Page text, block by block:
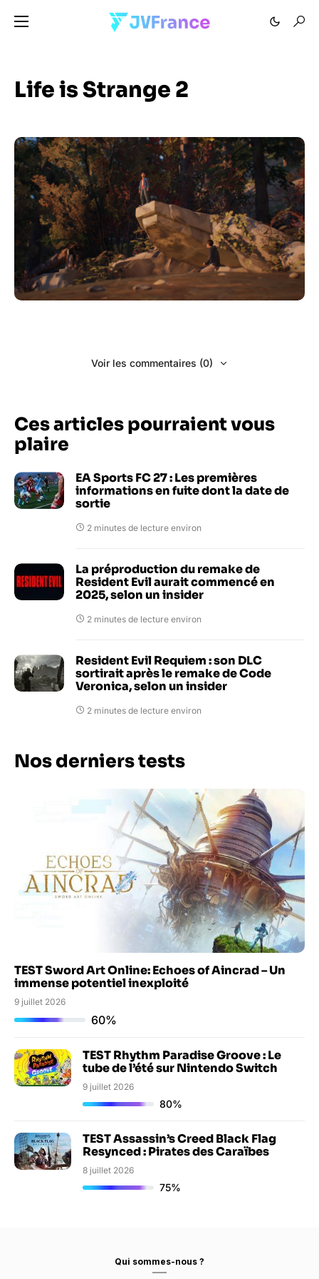
Life is Strange 2
Voir les commentaires (0)
Ces articles pourraient vous
plaire
EA Sports FC 27 : Les premières
informations en fuite dont la date de
sortie
2 minutes de lecture environ
La préproduction du remake de
Resident Evil aurait commencé en
2025, selon un insider
2 minutes de lecture environ
Resident Evil Requiem : son DLC
sortirait après le remake de Code
Veronica, selon un insider
2 minutes de lecture environ
Nos derniers tests
TEST Sword Art Online: Echoes of Aincrad – Un
immense potentiel inexploité
9 juillet 2026
60%
TEST Rhythm Paradise Groove : Le
tube de l’été sur Nintendo Switch
9 juillet 2026
80%
TEST Assassin’s Creed Black Flag
Resynced : Pirates des Caraïbes
8 juillet 2026
75%
Qui sommes-nous ?